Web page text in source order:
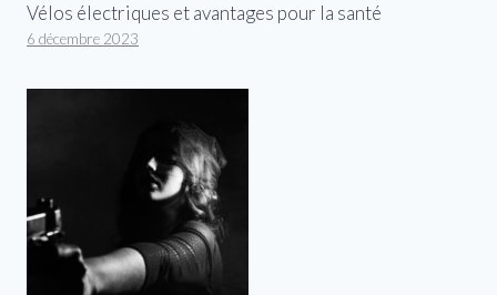
Vélos électriques et avantages pour la santé
6 décembre 2023